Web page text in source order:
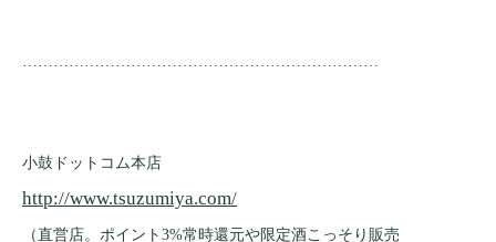
……………………………………………………………
小鼓ドットコム本店
http://www.tsuzumiya.com/
（直営店。ポイント3%常時還元や限定酒こっそり販売